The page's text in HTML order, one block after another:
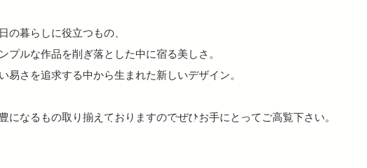
の暮らしに役立つもの、
プルな作品を削ぎ落とした中に宿る美しさ。
易さを追求する中から生まれた新しいデザイン。
になるもの取り揃えておりますのでぜひお手にとってご高覧下さい。
12:00~12:45